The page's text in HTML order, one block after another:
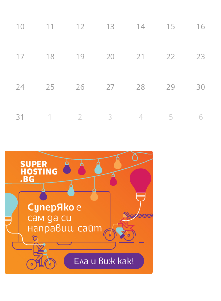
10 11 12 13 14 15 16
17 18 19 20 21 22 23
24 25 26 27 28 29 30
31 1 2 3 4 5 6